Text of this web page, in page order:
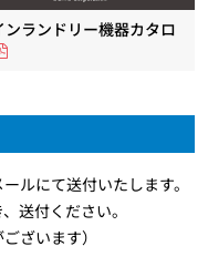
ンランドリー機器カタロ
ルにて送付いたします。
送付ください。
ざいます）